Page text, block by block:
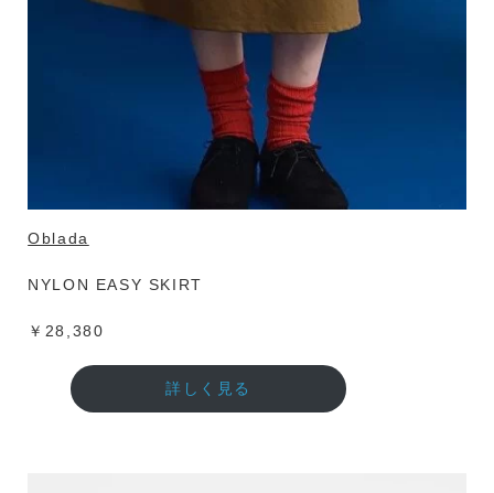
Oblada
NYLON EASY SKIRT
￥28,380
詳しく見る